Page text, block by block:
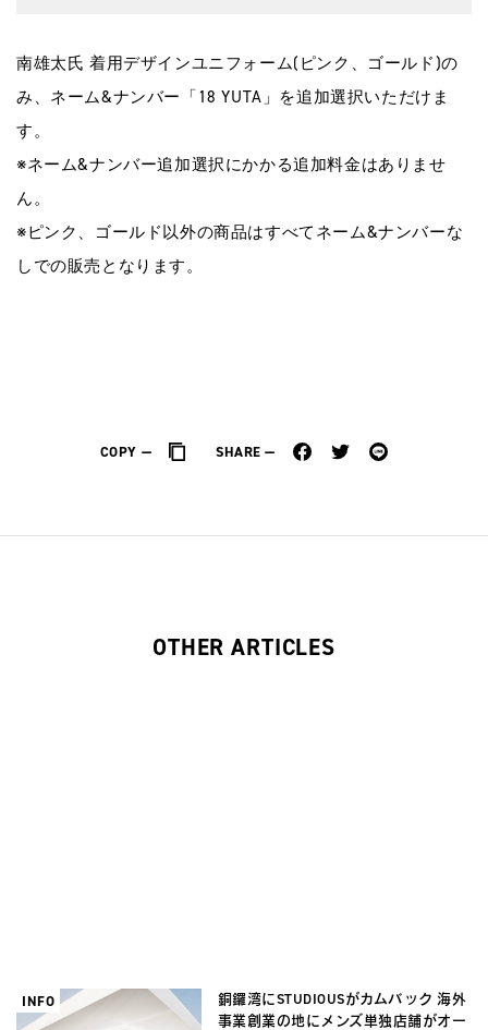
南雄太⽒ 着⽤デザインユニフォーム(ピンク、ゴールド)の
み、ネーム&ナンバー「18 YUTA」を追加選択いただけま
す。
※ネーム&ナンバー追加選択にかかる追加料⾦はありませ
ん。
※ピンク、ゴールド以外の商品はすべてネーム&ナンバーな
しでの販売となります。
COPY SHARE
OTHER ARTICLES
INFO
銅鑼湾にSTUDIOUSがカムバック 海外
事業創業の地にメンズ単独店舗がオー